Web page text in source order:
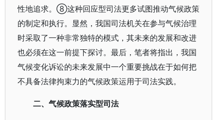
性地追求。⑧这种回应型司法更多试图推动气候政策
的制定和执行。显然，我国司法机关在参与气候治理
时采取了一种非常独特的模式，其未来的发展和改进
也必须在这一前提下探讨。最后，笔者将指出，我国
气候变化诉讼的未来发展中一个重要挑战在于如何把
不具备法律拘束力的气候政策运用于司法实践。
二、气候政策落实型司法